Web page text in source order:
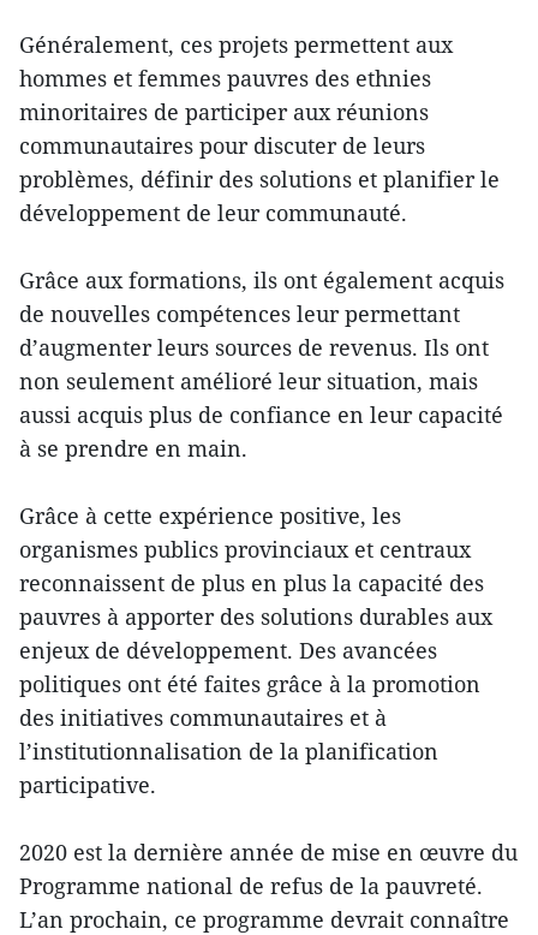
Généralement, ces projets permettent aux
hommes et femmes pauvres des ethnies
minoritaires de participer aux réunions
communautaires pour discuter de leurs
problèmes, définir des solutions et planifier le
développement de leur communauté.
Grâce aux formations, ils ont également acquis
de nouvelles compétences leur permettant
d’augmenter leurs sources de revenus. Ils ont
non seulement amélioré leur situation, mais
aussi acquis plus de confiance en leur capacité
à se prendre en main.
Grâce à cette expérience positive, les
organismes publics provinciaux et centraux
reconnaissent de plus en plus la capacité des
pauvres à apporter des solutions durables aux
enjeux de développement. Des avancées
politiques ont été faites grâce à la promotion
des initiatives communautaires et à
l’institutionnalisation de la planification
participative.
2020 est la dernière année de mise en œuvre du
Programme national de refus de la pauvreté.
L’an prochain, ce programme devrait connaître